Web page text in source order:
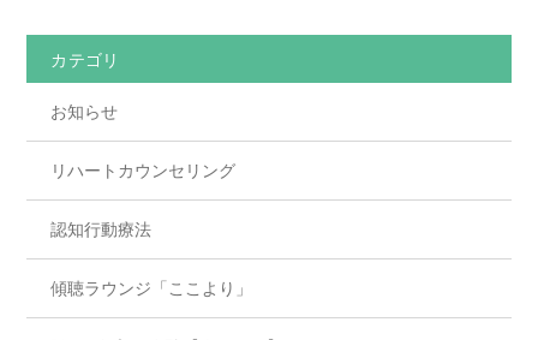
o
k
カテゴリ
お知らせ
リハートカウンセリング
認知行動療法
傾聴ラウンジ「ここより」